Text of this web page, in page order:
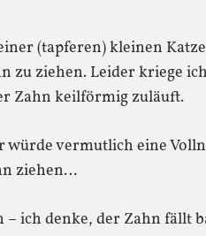
(tapferen) kleinen
zu ziehen. Leider kriege
Zahn keilförmig zuläuft.
vermutlich eine
ziehen…
– ich denke, der Zahn fällt